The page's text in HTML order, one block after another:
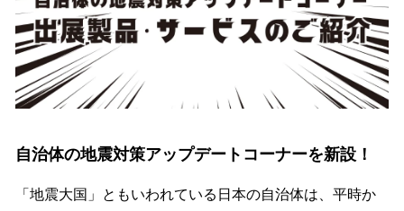
自治体の地震対策アップデートコーナーを新設！
「地震大国」ともいわれている日本の自治体は、平時か